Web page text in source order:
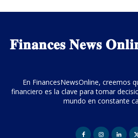
𝐅𝐢𝐧𝐚𝐧𝐜𝐞𝐬 𝐍𝐞𝐰𝐬
En FinancesNewsOnline, creemos
financiero es la clave para tomar
mundo en constante